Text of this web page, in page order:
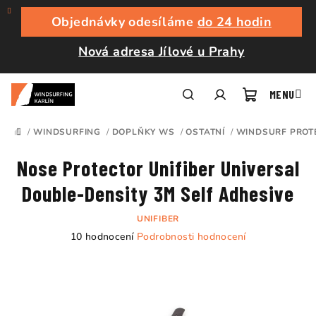
Přejít
obsah
Objednávky odesíláme do 24 hodin
Nová adresa Jílové u Prahy
DOMŮ
/ WINDSURFING / DOPLŇKY WS / OSTATNÍ / WINDSURF
Nose Protector Unifiber Universal
Double-Density 3M Self Adhesive
UNIFIBER
Průměrné
10 hodnocení Podrobnosti hodnocení